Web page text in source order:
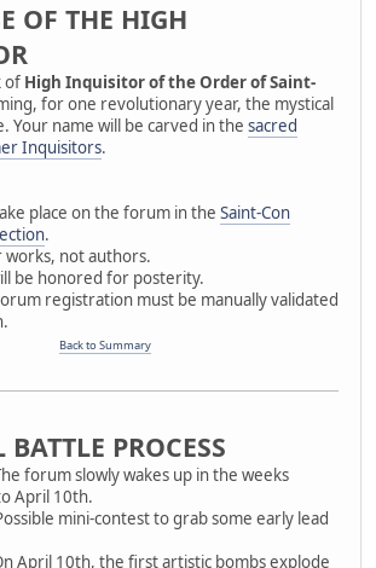
OF THE HIGH
of High Inquisitor of the Order of Saint-
for one revolutionary year, the mystical
Your name will be carved in the sacred
Inquisitors.
place on the forum in the Saint-Con
.
works, not authors.
be honored for posterity.
registration must be manually validated
Back to Summary
BATTLE PROCESS
forum slowly wakes up in the weeks
April 10th.
mini-contest to grab some early lead
April 10th, the first artistic bombs explode